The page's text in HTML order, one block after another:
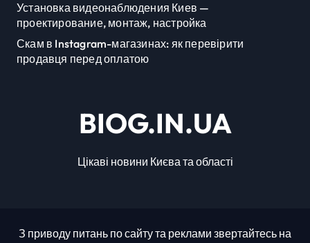
Установка видеонаблюдения Киев —
проектирование, монтаж, настройка
Скам в Instagram-магазинах: як перевірити
продавця перед оплатою
BIOG.IN.UA
Цікаві новини Києва та області
З приводу питань по сайту та реклами звертайтесь на